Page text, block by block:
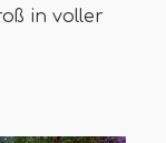
in voller